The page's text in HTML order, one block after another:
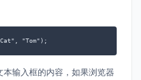
"Tom");
输入框的内容，如果浏览器